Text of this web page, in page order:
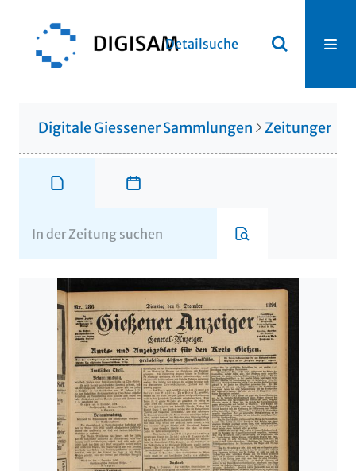
Detailsuche
Digitale Giessener Sammlungen Zeitungen